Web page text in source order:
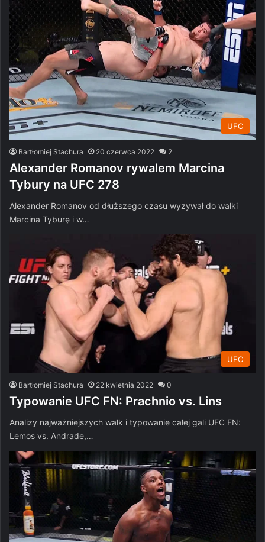
UFC
Bartłomiej Stachura 20 czerwca 2022 2
Alexander Romanov rywalem Marcina
Tybury na UFC 278
Alexander Romanov od dłuższego czasu wyzywał do walki
Marcina Tyburę i w…
UFC
Bartłomiej Stachura 22 kwietnia 2022 0
Typowanie UFC FN: Prachnio vs. Lins
Analizy najważniejszych walk i typowanie całej gali UFC FN:
Lemos vs. Andrade,…